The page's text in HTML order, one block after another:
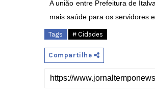
A união entre Prefeitura de
mais saúde para os servidores
Tags # Cidades
Compartilhe